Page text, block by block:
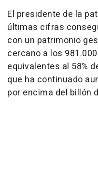
El presidente de la
últimas cifras
con un patrimonio
cercano a los
equivalentes al 58%
que ha continuado
por encima del billón